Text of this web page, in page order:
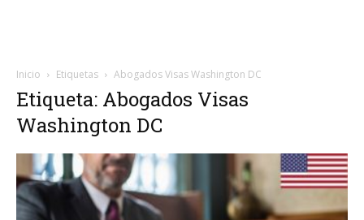
Inicio Etiquetas Abogados Visas Washington DC
Etiqueta: Abogados Visas
Washington DC